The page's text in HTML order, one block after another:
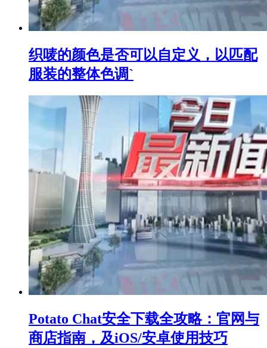
织唛的颜色是否可以自定义，以匹配
服装的整体色调`
Potato Chat安全下载全攻略：官网与
商店指南，及iOS/安卓使用技巧